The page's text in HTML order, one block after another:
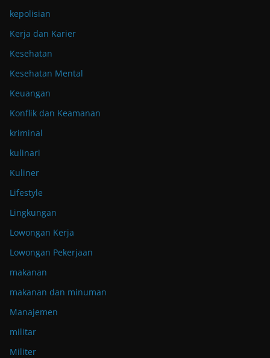
kepolisian
Kerja dan Karier
Kesehatan
Kesehatan Mental
Keuangan
Konflik dan Keamanan
kriminal
kulinari
Kuliner
Lifestyle
Lingkungan
Lowongan Kerja
Lowongan Pekerjaan
makanan
makanan dan minuman
Manajemen
militar
Militer